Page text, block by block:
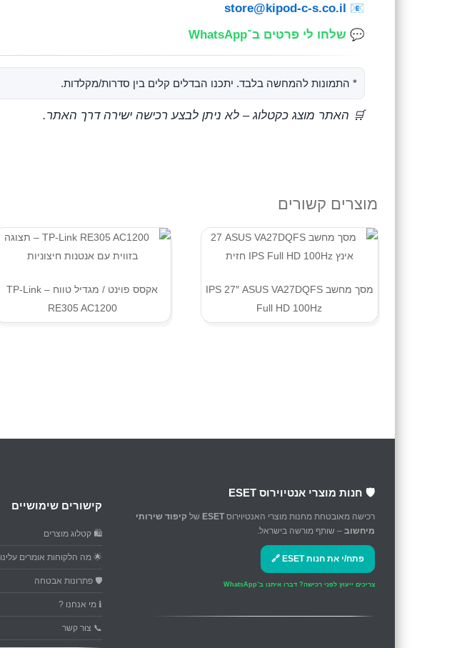
📧
store@kipod-c-s.co.il
💬 שלחו לי פרטים ב־WhatsApp
* התמונות להמחשה בלבד. יתכנו הבדלים קלים בין סדרות/מקלדות.
🛒 האתר מוצג כקטלוג – לא ניתן לבצע רכישה ישירה דרך האתר.
מוצרים קשורים
מסך מחשב ASUS VA27DQFS ‏27″ IPS
Full HD 100Hz
אקסס פוינט / מגדיל טווח – TP-Link
RE305 AC1200
🛡️ חנות מוצרי אנטיוירוס ESET
רכישה מאובטחת מחנות מוצרי האנטיוירוס ESET של קיפוד שירותי
מיחשוב – שותף מורשה בישראל.
פתח/י את חנות ESET 🔗
צריכים ייעוץ לפני רכישה? דברו איתנו ב־WhatsApp
קישורים שימושיים
🛍️ קטלוג מוצרים
🌟 מה הלקוחות אומרים עלינו
🛡️ פתרונות אבטחה
ℹ️ מי אנחנו ?
📞 צור קשר